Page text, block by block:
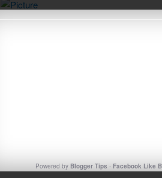
Το όνειρο του άτακτουΔιαδραστικό
Ρόλος και
Powered byBlogger Tips -Facebook Like